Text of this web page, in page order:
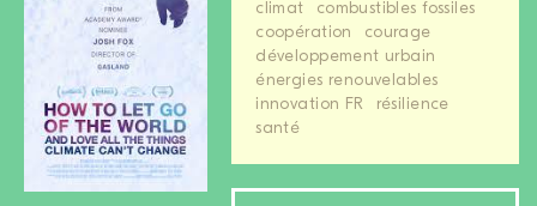
climat
combustibles fossiles
coopération
courage
développement urbain
énergies renouvelables
innovation FR
résilience
santé